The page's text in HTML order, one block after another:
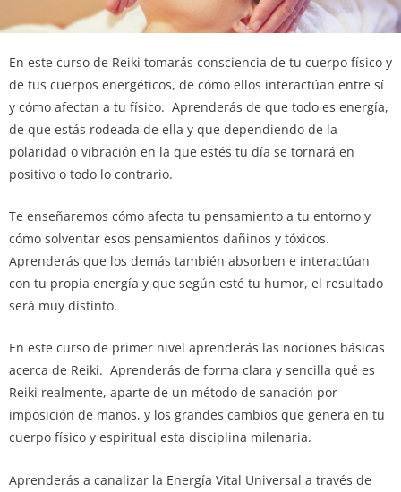
En este curso de Reiki tomarás consciencia de tu cuerpo físico y
de tus cuerpos energéticos, de cómo ellos interactúan entre sí
y cómo afectan a tu físico. Aprenderás de que todo es energía,
de que estás rodeada de ella y que dependiendo de la
polaridad o vibración en la que estés tu día se tornará en
positivo o todo lo contrario.
Te enseñaremos cómo afecta tu pensamiento a tu entorno y
cómo solventar esos pensamientos dañinos y tóxicos.
Aprenderás que los demás también absorben e interactúan
con tu propia energía y que según esté tu humor, el resultado
será muy distinto.
En este curso de primer nivel aprenderás las nociones básicas
acerca de Reiki. Aprenderás de forma clara y sencilla qué es
Reiki realmente, aparte de un método de sanación por
imposición de manos, y los grandes cambios que genera en tu
cuerpo físico y espiritual esta disciplina milenaria.
Aprenderás a canalizar la Energía Vital Universal a través de